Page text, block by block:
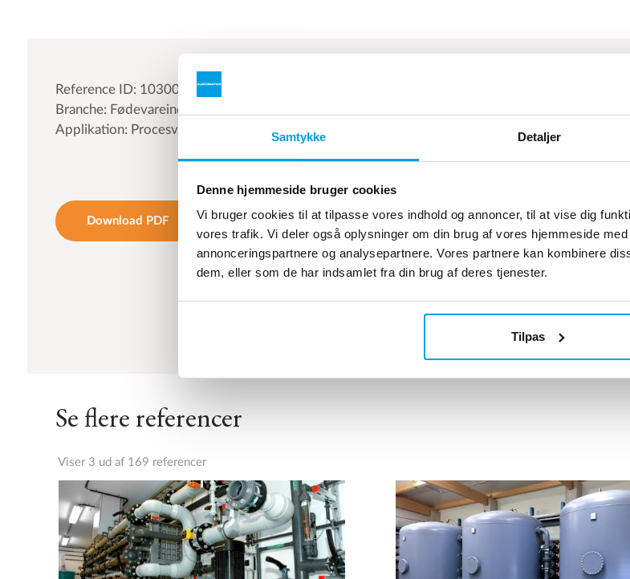
Samtykke Detaljer
Denne hjemmeside bruger cookies
Vi bruger cookies til at tilpasse vores indhold og annoncer, til at vise dig
vores trafik. Vi deler også oplysninger om din brug af vores hjemmeside
annonceringspartnere og analysepartnere. Vores partnere kan kombinere
dem, eller som de har indsamlet fra din brug af deres tjenester.
Tilpas
Reference ID: 103000
Branche: Fødevareindustri
Applikation: Procesvand
Download PDF
Ydelse: 3 x 35 m³/h
Se flere referencer
Viser 3 ud af 169 referencer